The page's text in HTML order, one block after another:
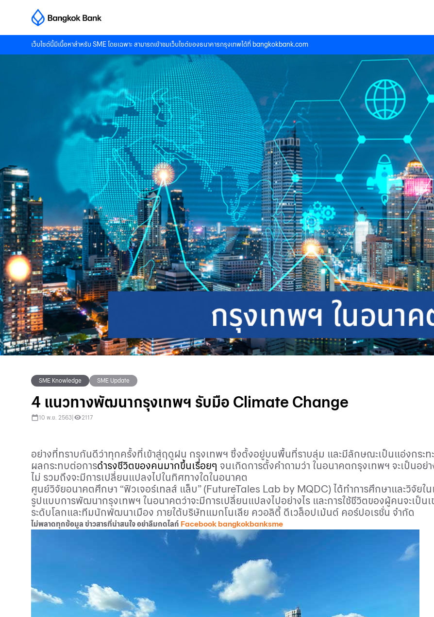
เว็บไซต์นี้มีเนื้อหาสำหรับ SME โดยเฉพาะ สามารถเข้าชมเว็บไซต์ของธนาคารกรุงเทพได้ที่ bangkokbank.com
SME Knowledge SME Update
4 แนวทางพัฒนากรุงเทพฯ รับมือ Climate Change
10 พ.ย. 2563 2117
อย่างที่ทราบกันดีว่าทุกครั้งที่เข้าสู่ฤดูฝน กรุงเทพฯ ซึ่งตั้งอยู่บนพื้นที่ราบลุ่ม และมีลักษณะเป็นแอ่งกระทะ
ผลกระทบต่อการดำรงชีวิตของคนมากขึ้นเรื่อยๆ จนเกิดการตั้งคำถามว่า ในอนาคตกรุงเทพฯ จะเป็นอย่
ไม่ รวมถึงจะมีการเปลี่ยนแปลงไปในทิศทางใดในอนาคต
ศูนย์วิจัยอนาคตศึกษา “ฟิวเจอร์เทลส์ แล็บ” (FutureTales Lab by MQDC) ได้ทำการศึกษาและวิจัยใ
รูปแบบการพัฒนากรุงเทพฯ ในอนาคตว่าจะมีการเปลี่ยนแปลงไปอย่างไร และการใช้ชีวิตของผู้คนจะเป็
ระดับโลกและทีมนักพัฒนาเมือง ภายใต้บริษัทแมกโนเลีย ควอลิตี้ ดีเวล็อปเม้นต์ คอร์ปอเรชั่น จำกัด
ไม่พลาดทุกข้อมูล ข่าวสารที่น่าสนใจ อย่าลืมกดไลก์ Facebook bangkokbanksme